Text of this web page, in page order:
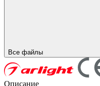
Все файлы
Описание